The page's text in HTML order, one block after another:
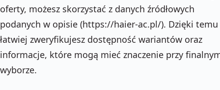
oferty, możesz skorzystać z danych źródłowych
podanych w opisie (https://haier-ac.pl/). Dzięki temu
łatwiej zweryfikujesz dostępność wariantów oraz
informacje, które mogą mieć znaczenie przy
wyborze.